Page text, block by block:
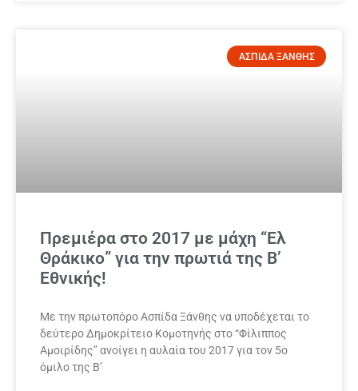
ΑΣΠΙΔΑ ΞΑΝΘΗΣ
Πρεμιέρα στο 2017 με μάχη “Ελ
Θράκικο” για την πρωτιά της Β’
Εθνικής!
Με την πρωτοπόρο Ασπίδα Ξάνθης να υποδέχεται το
δεύτερο Δημοκρίτειο Κομοτηνής στο “Φίλιππος
Αμοιρίδης” ανοίγει η αυλαία του 2017 για τον 5ο
όμιλο της Β’